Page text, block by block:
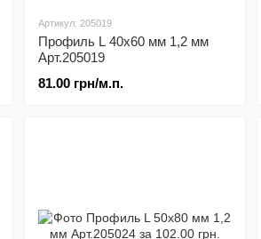
Артикул: 205019
Профиль L 40x60 мм 1,2 мм
Арт.205019
81.00 грн/м.п.